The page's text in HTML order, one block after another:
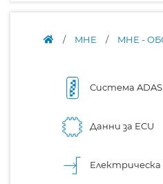
/ MHE / MHE -
Система ADAS
Данни за ECU
Електрическа